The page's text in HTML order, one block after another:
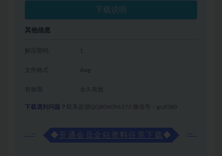
下载说明
其他信息
1
文件格式 dwg
有效期 永久有效
下载遇到问题？ 联系反馈QQ806096373 微信号：gczl580
◆ 开通会员全站资料任意下载◆